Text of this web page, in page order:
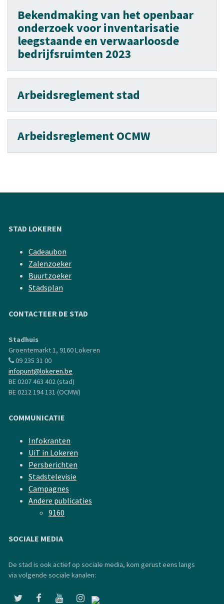
Bekendmaking van het openbaar
onderzoek voor inventarisatie
leegstaande en verwaarloosde
bedrijfsruimten 2023
Arbeidsreglement stad
Arbeidsreglement OCMW
STAD LOKEREN
Cadeaubon
Zalenzoeker
Buurtzoeker
Stadsplan
CONTACTEER DE STAD
Stadhuis
Groentemarkt 1, 9160 Lokeren
09 235 31 00
infopunt@lokeren.be
BE 0207 463 402 (stad)
BE 0212 194 131 (OCMW)
COMMUNICATIE
Infokranten
UiT in Lokeren
Persberichten
Stadstelevisie
Campagnes
Andere publicaties
9160
SOCIALE MEDIA
De stad is ook actief op sociale media, kom gerust eens langs
via volgende sociale kanalen: